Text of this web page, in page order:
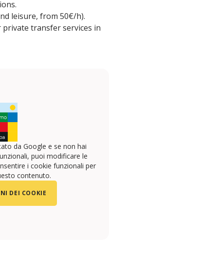
leisure, from 50€/h).
transfer services in
da Google e se non hai
puoi modificare le
i cookie funzionali per
contenuto.
DEI COOKIE